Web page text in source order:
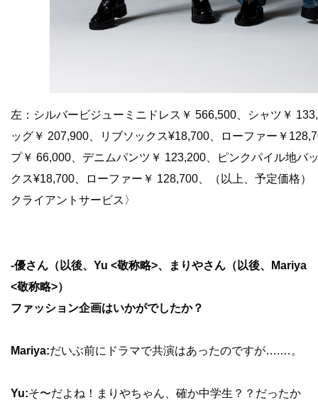
左：シルバービジューミニドレス￥ 566,500、シャツ￥
ッグ￥ 207,900、リブソックス¥18,700、ローファー￥
プ￥ 66,000、デニムパンツ￥ 123,200、ピンクパイル地バ
クス¥18,700、ローファー￥ 128,700、（以上、予定価格）
クライアントサービス〉
-優さん（以後、Yu <敬称略>、まりやさん（以後、Mariya
<敬称略>）
ファッション企画はいかがでしたか？
Mariya:だいぶ前にドラマで共演はあったのですが….…。
Yu:そ〜だよね！まりやちゃん、確か中学生？？だったか